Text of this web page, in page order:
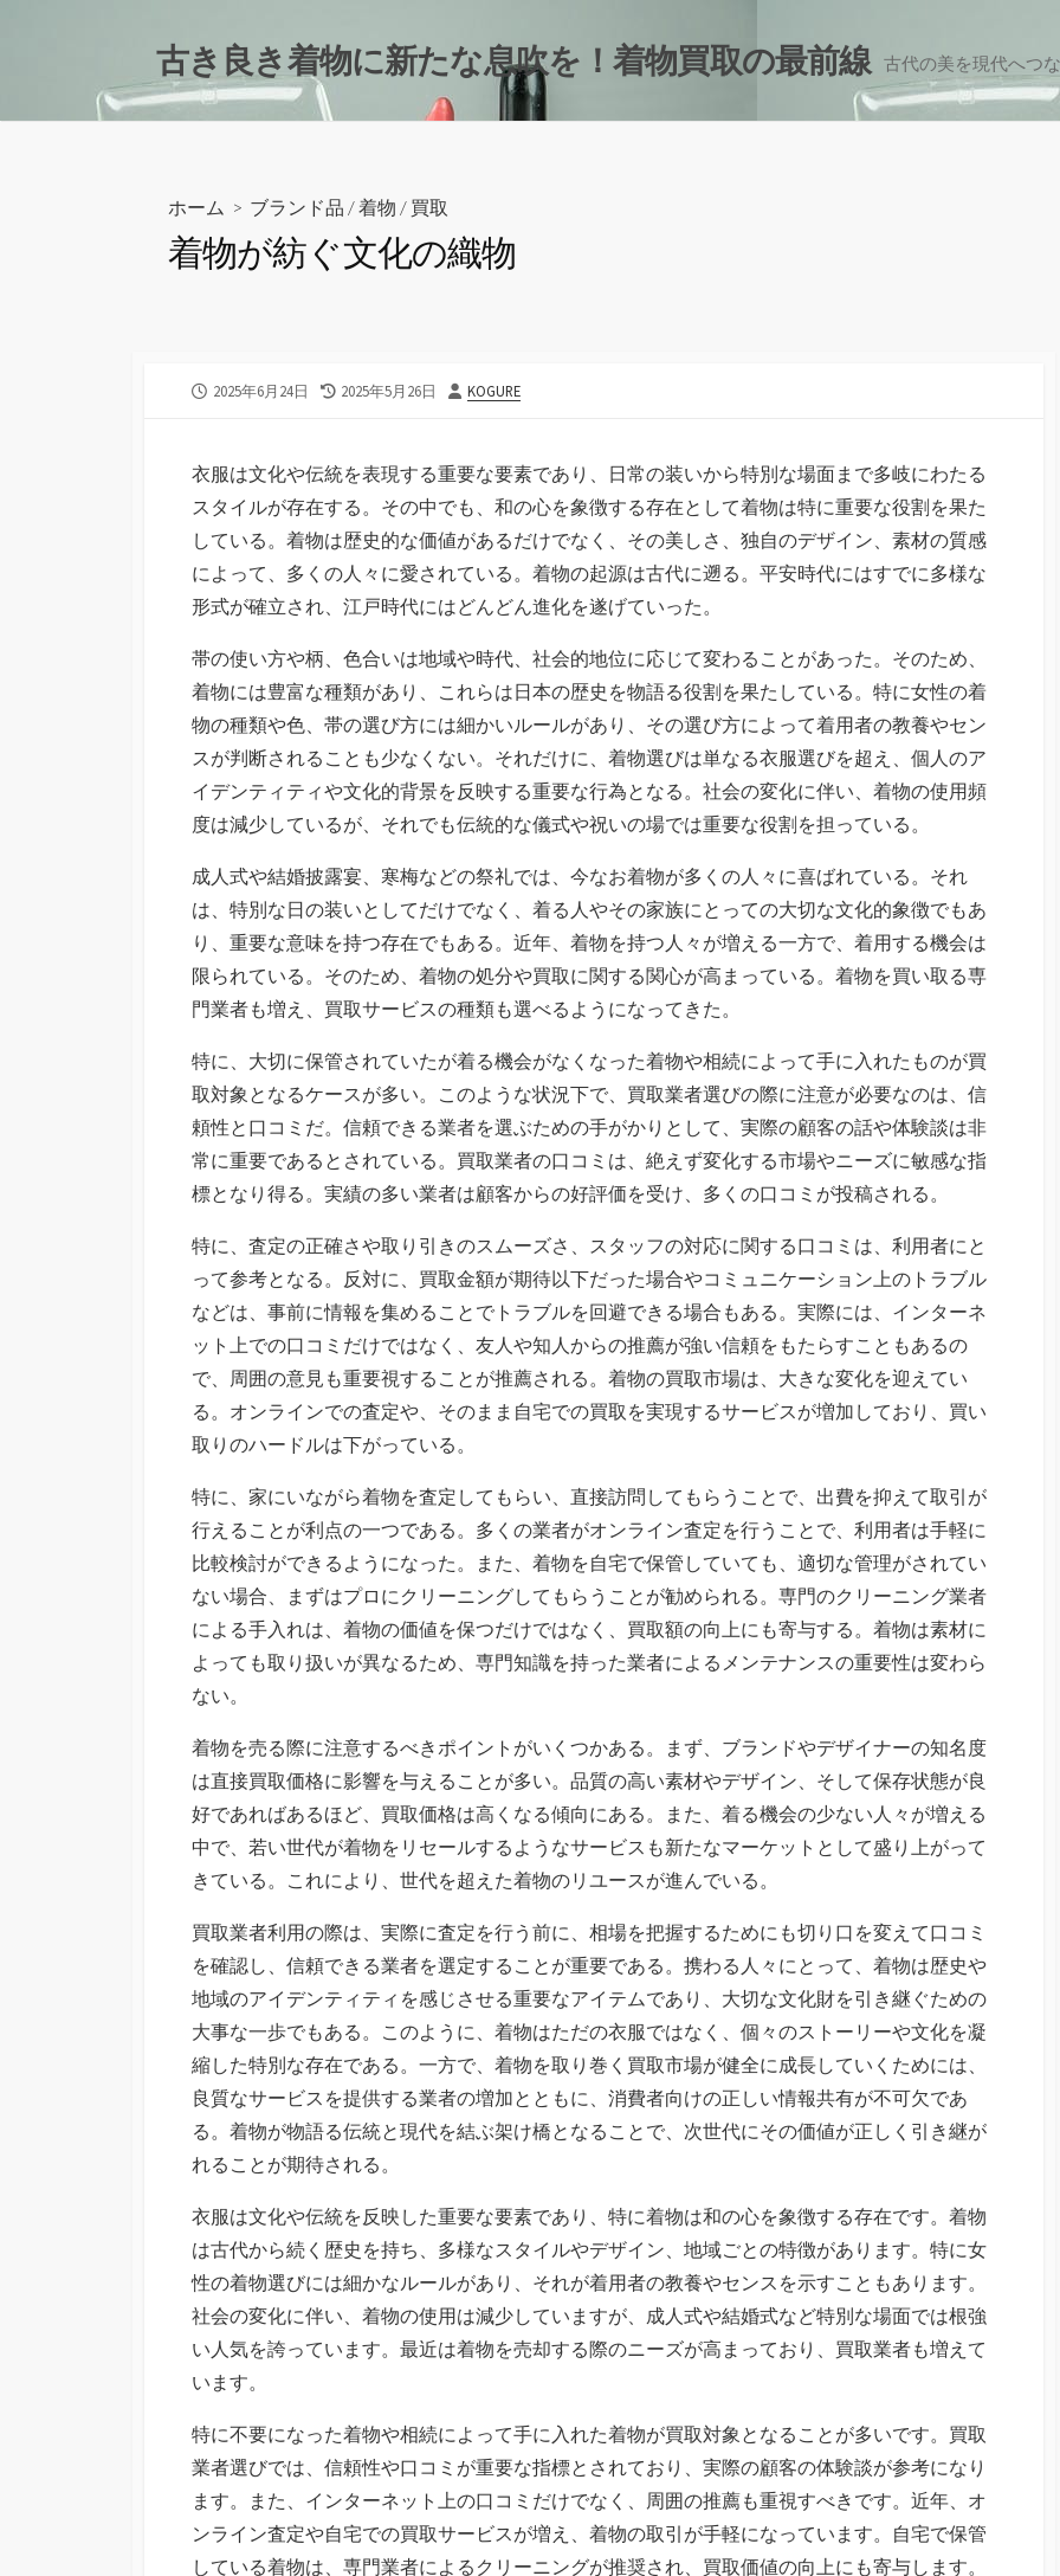
古き良き着物に新たな息吹を！着物買取の最前線 古代の美を現代へつ
ホーム > ブランド品 /着物 / 買取
着物が紡ぐ文化の織物
公
2025年6月24日
最
日
2025年5月26日
投
KOGURE
衣服は文化や伝統を表現する重要な要素であり、日常の装いから特別な場面まで多岐にわたる
スタイルが存在する。 その中でも、和の心を象徴する存在として着物は特に重要な役割を果た
している。着物は歴史的な価値があるだけでなく、その美しさ、独自のデザイン、素材の質感
によって、多くの人々に愛されている。着物の起源は古代に遡る。平安時代にはすでに多様な
形式が確立され、江戸時代にはどんどん進化を遂げていった。
帯の使い方や柄、色合いは地域や時代、社会的地位に応じて変わることがあった。そのため、
着物には豊富な種類があり、これらは日本の歴史を物語る役割を果たしている。特に女性の着
物の種類や色、帯の選び方には細かいルールがあり、その選び方によって着用者の教養やセン
スが判断されることも少なくない。それだけに、着物選びは単なる衣服選びを超え、個人のア
イデンティティや文化的背景を反映する重要な行為となる。社会の変化に伴い、着物の使用頻
度は減少しているが、それでも伝統的な儀式や祝いの場では重要な役割を担っている。
成人式や結婚披露宴、寒梅などの祭礼では、今なお着物が多くの人々に喜ばれている。それ
は、特別な日の装いとしてだけでなく、着る人やその家族にとっての大切な文化的象徴でもあ
り、重要な意味を持つ存在でもある。近年、着物を持つ人々が増える一方で、着用する機会は
限られている。そのため、着物の処分や買取に関する関心が高まっている。着物を買い取る専
門業者も増え、買取サービスの種類も選べるようになってきた。
特に、大切に保管されていたが着る機会がなくなった着物や相続によって手に入れたものが買
取対象となるケースが多い。このような状況下で、買取業者選びの際に注意が必要なのは、信
頼性と口コミだ。信頼できる業者を選ぶための手がかりとして、実際の顧客の話や体験談は非
常に重要であるとされている。買取業者の口コミは、絶えず変化する市場やニーズに敏感な指
標となり得る。実績の多い業者は顧客からの好評価を受け、多くの口コミが投稿される。
特に、査定の正確さや取り引きのスムーズさ、スタッフの対応に関する口コミは、利用者にと
って参考となる。反対に、買取金額が期待以下だった場合やコミュニケーション上のトラブル
などは、事前に情報を集めることでトラブルを回避できる場合もある。実際には、インターネ
ット上での口コミだけではなく、友人や知人からの推薦が強い信頼をもたらすこともあるの
で、周囲の意見も重要視することが推薦される。着物の買取市場は、大きな変化を迎えてい
る。オンラインでの査定や、そのまま自宅での買取を実現するサービスが増加しており、買い
取りのハードルは下がっている。
特に、家にいながら着物を査定してもらい、直接訪問してもらうことで、出費を抑えて取引が
行えることが利点の一つである。多くの業者がオンライン査定を行うことで、利用者は手軽に
比較検討ができるようになった。また、着物を自宅で保管していても、適切な管理がされてい
ない場合、まずはプロにクリーニングしてもらうことが勧められる。専門のクリーニング業者
による手入れは、着物の価値を保つだけではなく、買取額の向上にも寄与する。着物は素材に
よっても取り扱いが異なるため、専門知識を持った業者によるメンテナンスの重要性は変わら
ない。
着物を売る際に注意するべきポイントがいくつかある。まず、ブランドやデザイナーの知名度
は直接買取価格に影響を与えることが多い。品質の高い素材やデザイン、そして保存状態が良
好であればあるほど、買取価格は高くなる傾向にある。また、着る機会の少ない人々が増える
中で、若い世代が着物をリセールするようなサービスも新たなマーケットとして盛り上がって
きている。これにより、世代を超えた着物のリユースが進んでいる。
買取業者利用の際は、実際に査定を行う前に、相場を把握するためにも切り口を変えて口コミ
を確認し、信頼できる業者を選定することが重要である。携わる人々にとって、着物は歴史や
地域のアイデンティティを感じさせる重要なアイテムであり、大切な文化財を引き継ぐための
大事な一歩でもある。このように、着物はただの衣服ではなく、個々のストーリーや文化を凝
縮した特別な存在である。一方で、着物を取り巻く買取市場が健全に成長していくためには、
良質なサービスを提供する業者の増加とともに、消費者向けの正しい情報共有が不可欠であ
る。着物が物語る伝統と現代を結ぶ架け橋となることで、次世代にその価値が正しく引き継が
れることが期待される。
衣服は文化や伝統を反映した重要な要素であり、特に着物は和の心を象徴する存在です。着物
は古代から続く歴史を持ち、多様なスタイルやデザイン、地域ごとの特徴があります。特に女
性の着物選びには細かなルールがあり、それが着用者の教養やセンスを示すこともあります。
社会の変化に伴い、着物の使用は減少していますが、成人式や結婚式など特別な場面では根強
い人気を誇っています。最近は着物を売却する際のニーズが高まっており、買取業者も増えて
います。
特に不要になった着物や相続によって手に入れた着物が買取対象となることが多いです。買取
業者選びでは、信頼性や口コミが重要な指標とされており、実際の顧客の体験談が参考になり
ます。また、インターネット上の口コミだけでなく、周囲の推薦も重視すべきです。近年、オ
ンライン査定や自宅での買取サービスが増え、着物の取引が手軽になっています。自宅で保管
している着物は、専門業者によるクリーニングが推奨され、買取価値の向上にも寄与します。